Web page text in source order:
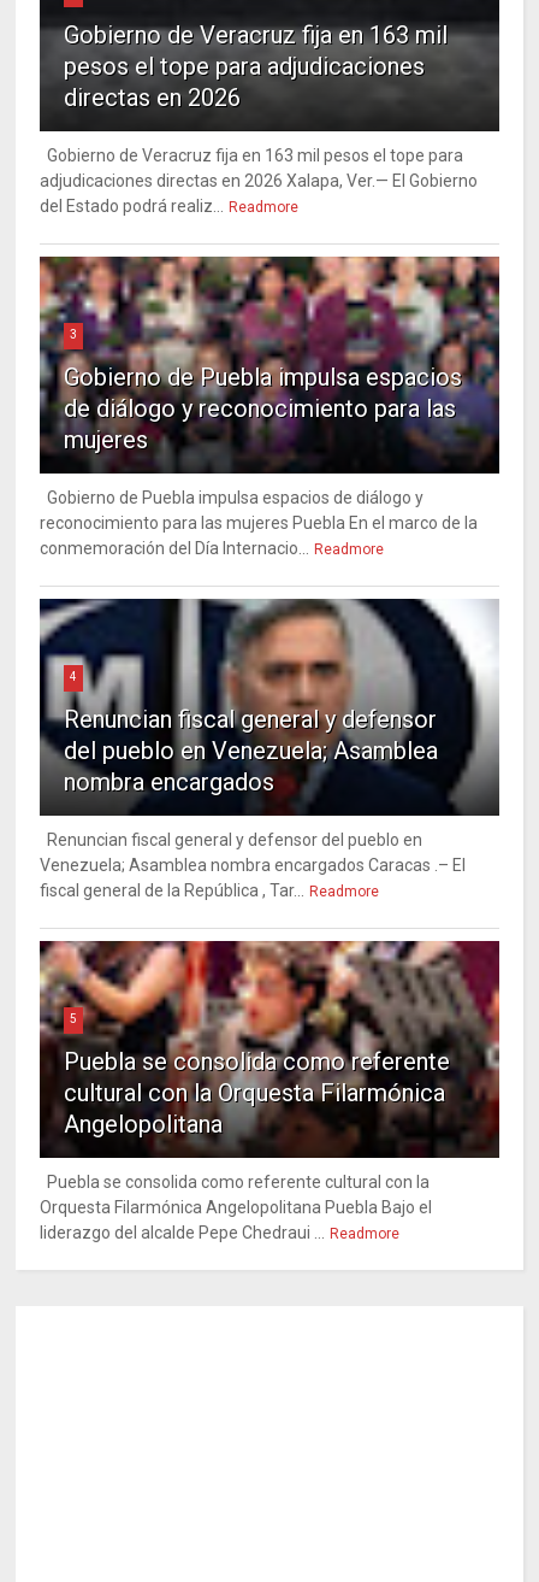
Gobierno de Veracruz fija en 163 mil
pesos el tope para adjudicaciones
directas en 2026
Gobierno de Veracruz fija en 163 mil pesos el tope para
adjudicaciones directas en 2026 Xalapa, Ver.— El Gobierno
del Estado podrá realiz...
Readmore
3
Gobierno de Puebla impulsa espacios
de diálogo y reconocimiento para las
mujeres
Gobierno de Puebla impulsa espacios de diálogo y
reconocimiento para las mujeres Puebla En el marco de la
conmemoración del Día Internacio...
Readmore
4
Renuncian fiscal general y defensor
del pueblo en Venezuela; Asamblea
nombra encargados
Renuncian fiscal general y defensor del pueblo en
Venezuela; Asamblea nombra encargados Caracas .– El
fiscal general de la República , Tar...
Readmore
5
Puebla se consolida como referente
cultural con la Orquesta Filarmónica
Angelopolitana
Puebla se consolida como referente cultural con la
Orquesta Filarmónica Angelopolitana Puebla Bajo el
liderazgo del alcalde Pepe Chedraui ...
Readmore